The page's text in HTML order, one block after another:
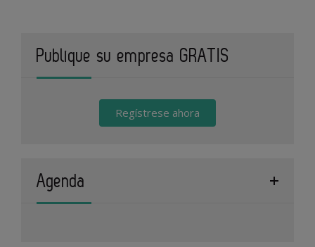
Publique su empresa GRATIS
Regístrese ahora
Agenda